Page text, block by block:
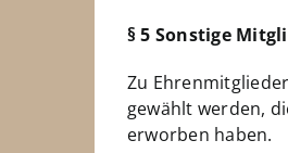
§ 5 Sonstige
Zu
gewählt werden,
erworben haben.